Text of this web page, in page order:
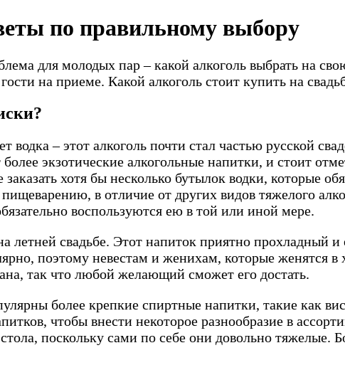
по правильному выбору
для молодых пар – какой алкоголь выбрать на
на приеме. Какой алкоголь стоит купить на
водка – этот алкоголь почти стал частью русской
экзотические алкогольные напитки, и стоит
хотя бы несколько бутылок водки, которые
пищеварению, в отличие от других видов тяжелого
воспользуются ею в той или иной мере.
летней свадьбе. Этот напиток приятно прохладный
поэтому невестам и женихам, которые женятся в
так что любой желающий сможет его достать.
более крепкие спиртные напитки, такие как
чтобы внести некоторое разнообразие в
поскольку сами по себе они довольно тяжелые.